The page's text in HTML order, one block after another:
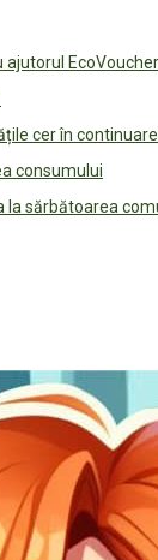
ajutorul EcoVoucher
cer în
consumului
sărbătoarea